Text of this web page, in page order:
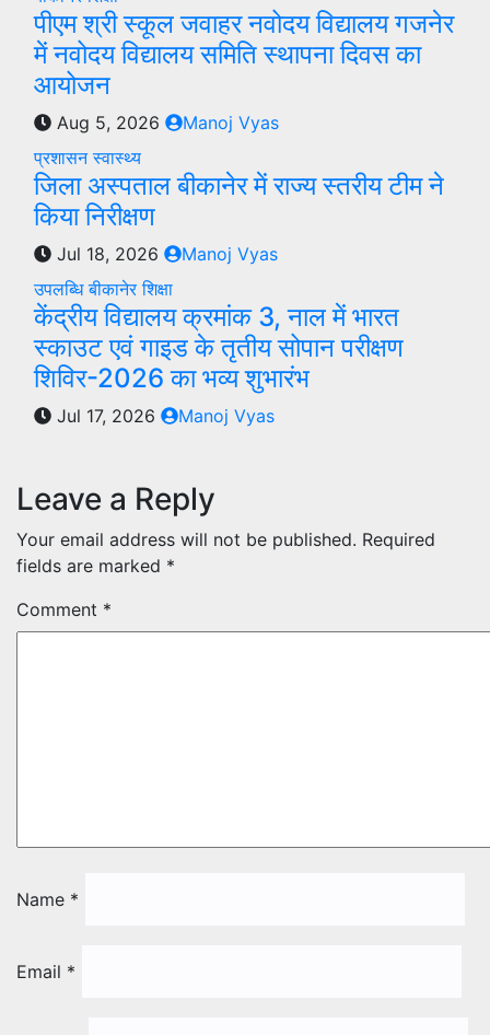
पीएम श्री स्कूल जवाहर नवोदय विद्यालय गजनेर
में नवोदय विद्यालय समिति स्थापना दिवस का
आयोजन
Aug 5, 2026
Manoj Vyas
प्रशासनस्वास्थ्य
जिला अस्पताल बीकानेर में राज्य स्तरीय टीम ने
किया निरीक्षण
Jul 18, 2026
Manoj Vyas
उपलब्धिबीकानेरशिक्षा
केंद्रीय विद्यालय क्रमांक 3, नाल में भारत
स्काउट एवं गाइड के तृतीय सोपान परीक्षण
शिविर-2026 का भव्य शुभारंभ
Jul 17, 2026 Manoj Vyas
Leave a Reply
Your email address will not be published. Required
fields are marked *
Comment *
Name *
Email *